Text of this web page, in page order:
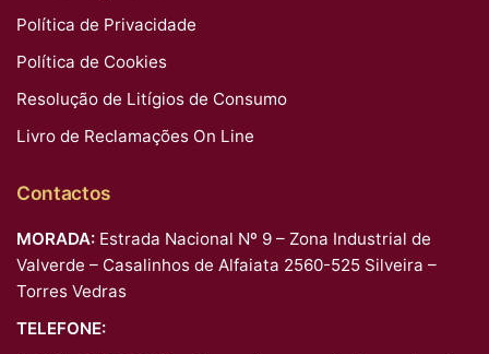
Política de Privacidade
Política de Cookies
Resolução de Litígios de Consumo
Livro de Reclamações On Line
Contactos
MORADA: Estrada Nacional Nº 9 – Zona Industrial de
Valverde – Casalinhos de Alfaiata 2560-525 Silveira –
Torres Vedras
TELEFONE: